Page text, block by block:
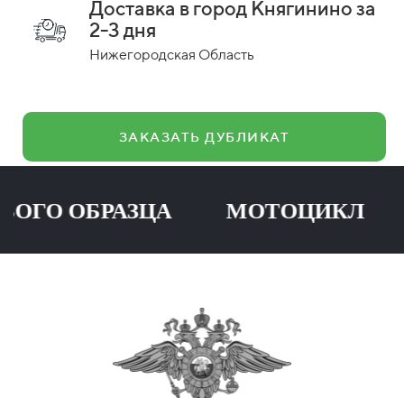
Доставка в город Княгинино за
2-3 дня
Нижегородская Область
ЗАКАЗАТЬ ДУБЛИКАТ
ОБРАЗЦА МОТОЦИКЛ